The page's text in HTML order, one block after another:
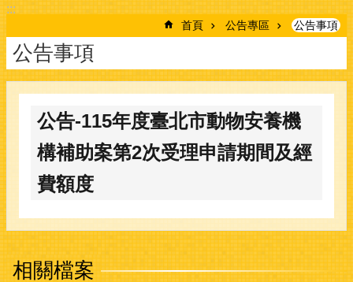
:::
首頁 公告專區 公告事項
公告事項
公告-115年度臺北市動物安養機
構補助案第2次受理申請期間及經
費額度
相關檔案